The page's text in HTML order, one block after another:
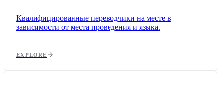
Квалифицированные переводчики на месте в
зависимости от места проведения и языка.
EXPLORE